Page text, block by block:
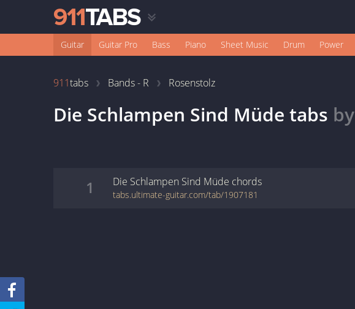
Guitar Guitar Pro Bass Piano Sheet Music Drum Power
911tabs Bands - R Rosenstolz
Die Schlampen Sind Müde tabs by
1 Die Schlampen Sind Müde chords
tabs.ultimate-guitar.com/tab/1907181